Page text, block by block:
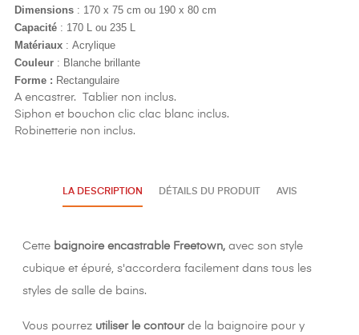
Dimensions : 170 x 75 cm ou 190 x 80 cm
Capacité : 170 L ou 235 L
Matériaux : Acrylique
Couleur : Blanche brillante
Forme : Rectangulaire
A encastrer. Tablier non inclus.
Siphon et bouchon clic clac blanc inclus.
Robinetterie non inclus.
LA DESCRIPTION DÉTAILS DU PRODUIT AVIS
Cette baignoire encastrable Freetown, avec son style
cubique et épuré, s'accordera facilement dans tous les
styles de salle de bains.
Vous pourrez utiliser le contourde la baignoire pour y